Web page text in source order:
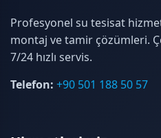
Profesyonel su tesisat
montaj ve tamir çözümleri.
7/24 hızlı servis.
Telefon: +90 501 188 50 57